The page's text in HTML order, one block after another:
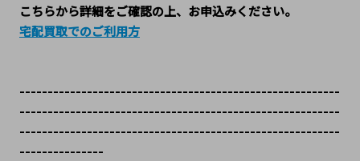
こちらから詳細をご確認の上、お申込みください。
宅配買取でのご利用方
---------------------------------------------------------
---------------------------------------------------------
---------------------------------------------------------
---------------